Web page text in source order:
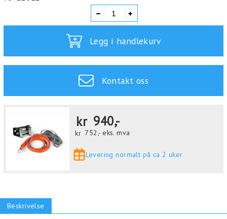
Legg i handlekurv
Kontakt oss
kr 940,-
kr 752,- eks. mva
Levering normalt på ca 2 uker
Beskrivelse